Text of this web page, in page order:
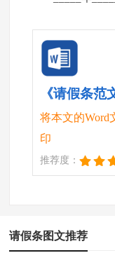
《请假条范
将本文的Word
印
推荐度：
请假条图文推荐